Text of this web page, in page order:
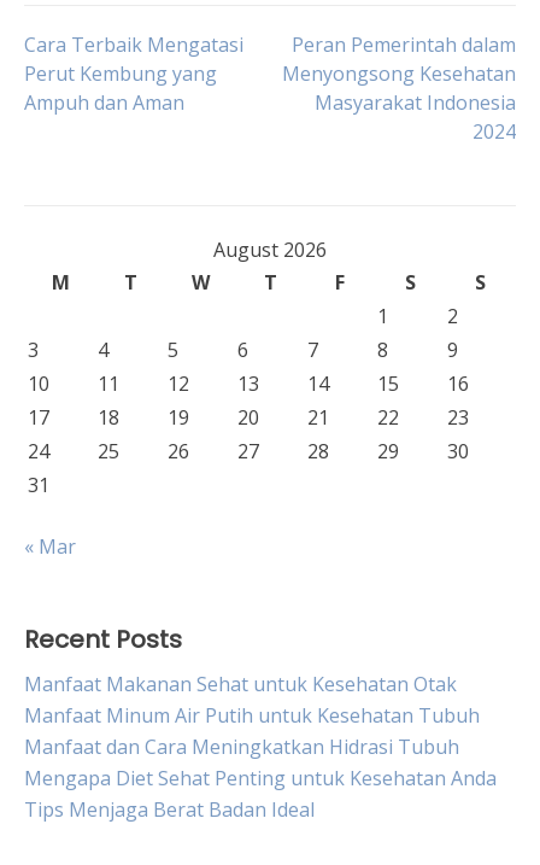
Post
navigation
Cara Terbaik Mengatasi
Perut Kembung yang
Ampuh dan Aman
Peran Pemerintah dalam
Menyongsong Kesehatan
Masyarakat Indonesia
2024
August 2026
M
T W T F S
S
1
2
3
4 5 6 7 8
9
10
11 12 13 14 15
16
17
18 19 20 21 22
23
24
25 26 27 28 29
30
31
« Mar
Recent Posts
Manfaat Makanan Sehat untuk Kesehatan Otak
Manfaat Minum Air Putih untuk Kesehatan Tubuh
Manfaat dan Cara Meningkatkan Hidrasi Tubuh
Mengapa Diet Sehat Penting untuk Kesehatan Anda
Tips Menjaga Berat Badan Ideal